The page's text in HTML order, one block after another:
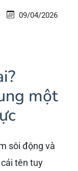
09/04/2026
một
sôi động và
tên tuy